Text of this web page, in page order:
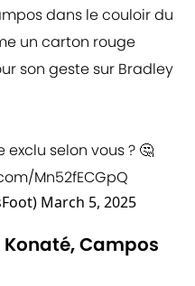
dans le couloir du
un carton rouge
son geste sur Bradley
selon vous ? 🤔
Mn52fECGpQ
March 5, 2025
Campos